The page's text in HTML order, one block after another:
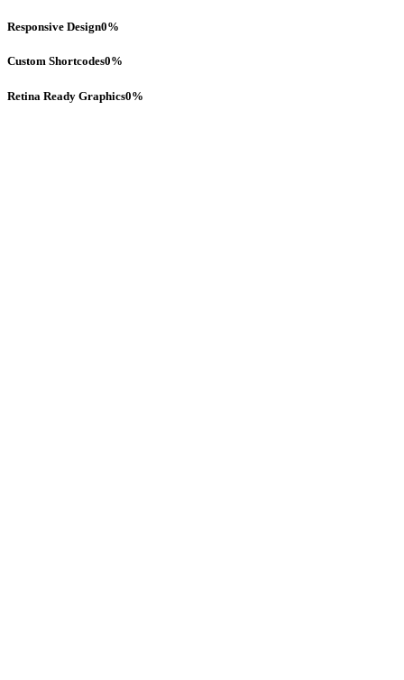
Responsive Design0%
Custom Shortcodes0%
Retina Ready Graphics0%